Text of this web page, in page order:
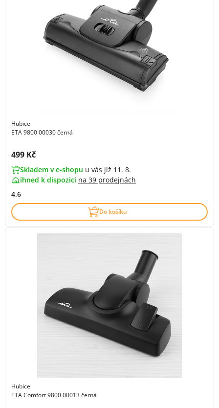
Hubice
ETA 9800 00030 černá
Cena s DPH:
499 Kč
Skladem v e-shopu u vás již 11. 8.
ihned k dispozici na 39 prodejnách
4.6
Do košíku
Hubice
ETA Comfort 9800 00013 černá